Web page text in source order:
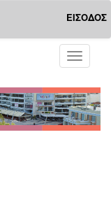
ΕΙΣΟΔΟΣ
Toggle